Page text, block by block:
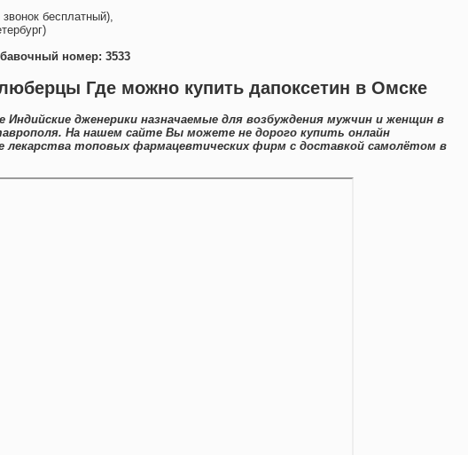
бесплатный),
номер: 3533
Где можно купить дапоксетин в Омске
Индийские дженерики назначаемые для возбуждения мужчин и женщин в
На нашем сайте Вы можете не дорого купить онлайн
лекарства топовых фармацевтических фирм с доставкой самолётом в